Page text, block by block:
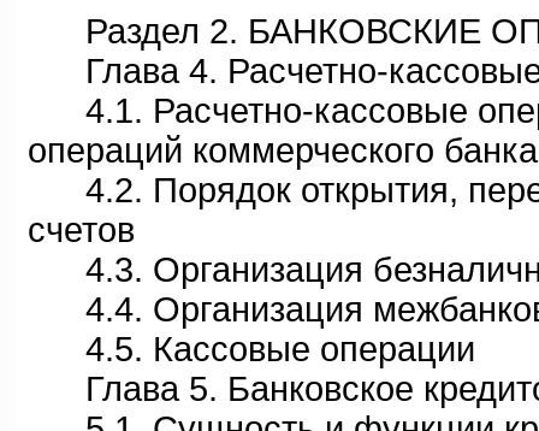
Раздел 2. БАНКОВСКИЕ
Глава 4. Расчетно-
4.1. Расчетно-кассовые
операций коммерческого банка
4.2. Порядок открытия,
счетов
4.3. Организация
4.4. Организация
4.5. Кассовые операции
Глава 5. Банковское